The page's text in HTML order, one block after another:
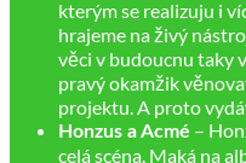
kterým se realizuju i
hrajeme na živý
věci v budoucnu taky
pravý okamžik
projektu. A proto
Honzus a Acmé –
celá scéna. Maká na